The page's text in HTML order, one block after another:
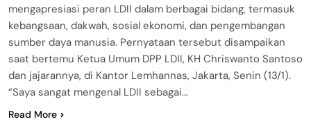
mengapresiasi peran LDII dalam berbagai bidang, termasuk
kebangsaan, dakwah, sosial ekonomi, dan pengembangan
sumber daya manusia. Pernyataan tersebut disampaikan
saat bertemu Ketua Umum DPP LDII, KH Chriswanto Santoso
dan jajarannya, di Kantor Lemhannas, Jakarta, Senin (13/1).
“Saya sangat mengenal LDII sebagai…
Read More